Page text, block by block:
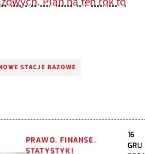
STACJE BAZOWE
PRAWO, FINANSE,
STATYSTYKI
16
GRU